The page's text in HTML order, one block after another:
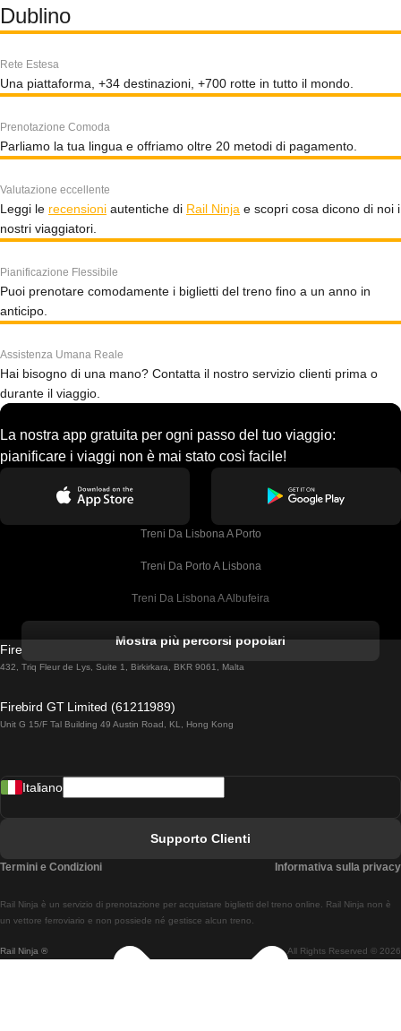
Dublino
Rete Estesa
Una piattaforma, +34 destinazioni, +700 rotte in tutto il mondo.
Prenotazione Comoda
Parliamo la tua lingua e offriamo oltre 20 metodi di pagamento.
Valutazione eccellente
Leggi le recensioni autentiche di Rail Ninja e scopri cosa dicono di noi i
nostri viaggiatori.
Pianificazione Flessibile
Puoi prenotare comodamente i biglietti del treno fino a un anno in
anticipo.
Assistenza Umana Reale
Hai bisogno di una mano? Contatta il nostro servizio clienti prima o
durante il viaggio.
La nostra app gratuita per ogni passo del tuo viaggio:
pianificare i viaggi non è mai stato così facile!
Treni Da Lisbona A Porto
Treni Da Porto A Lisbona
Treni Da Lisbona A Albufeira
Treni Da Lisbona A Lagos
Treni Da Lisbona A Madrid
Treni Da Lisbon A Braga
Treni Da Braga A Lisbona
Mostra più percorsi popolari
Firebird GT Limited (OC 1451)
432, Triq Fleur de Lys, Suite 1, Birkirkara, BKR 9061, Malta
Firebird GT Limited (61211989)
Unit G 15/F Tal Building 49 Austin Road, KL, Hong Kong
Rail Ninja ® All Rights Reserved © 2026
Rail Ninja è un servizio di prenotazione per acquistare biglietti del treno online. Rail Ninja non è
un vettore ferroviario e non possiede né gestisce alcun treno.
Italiano
Supporto Clienti
Termini e Condizioni Informativa sulla privacy